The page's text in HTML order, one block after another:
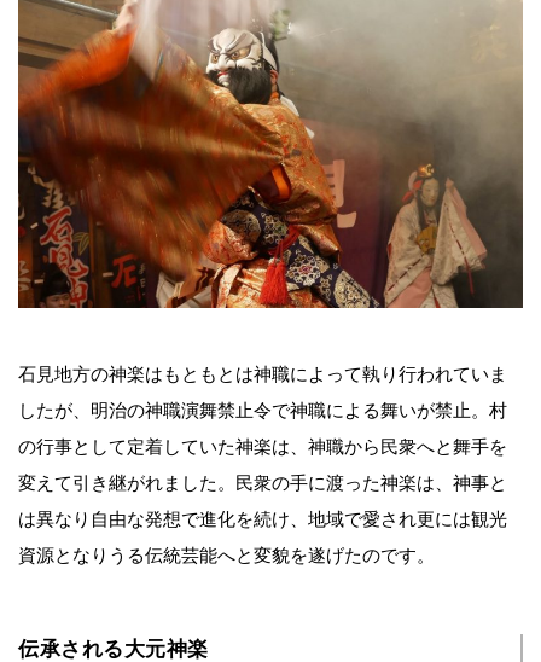
石見地方の神楽はもともとは神職によって執り行われていま
したが、明治の神職演舞禁止令で神職による舞いが禁止。村
の行事として定着していた神楽は、神職から民衆へと舞手を
変えて引き継がれました。民衆の手に渡った神楽は、神事と
は異なり自由な発想で進化を続け、地域で愛され更には観光
資源となりうる伝統芸能へと変貌を遂げたのです。
伝承される大元神楽